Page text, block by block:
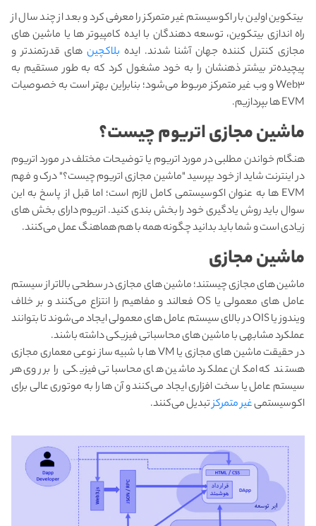
بیتکوین اولین بار اکوسیستم غیر متمرکز را معرفی کرد و بعد از چند سال از
راه اندازی بیتکوین، توسعه دهندگان با ایده کامپیوتر ها یا ماشین های
مجازی کنترل کننده جهان آشنا شدند. ایده بلاکچین های قدرتمندتر و
پیچیده‌تر بیشتر ذهنشان را به خود مشغول کرد که به طور مستقیم به
Web۳ و وب غیر متمرکز مربوط می‌شود؛ بنابراین بهتر است به خصوصیات
EVM ها بپردازیم.
ماشین مجازی اتریومچیست؟
هنگام خواندن مطلبی در مورد اتریوم یا توضیحات مختلف در مورد اتریوم
در اینترنت شاید از خود بپرسید "ماشین مجازی اتریوم چیست؟" درک و فهم
EVM ها به عنوان اکوسیستمی کامل لازم است؛ اما قبل از پاسخ به این
سوال باید روش یادگیری خود را بخش بندی کنید. اتریوم دارای بخش های
زیادی است و شما باید بدانید چگونه همه با هم هماهنگ عمل می‌کنند.
ماشينمجازی
ماشین های مجازی چیستند؛ ماشین های مجازی در سطحی بالاتر از سیستم
عامل های معمولی یا OS فعالند و مفاهیم را انتزاع می‌کنند و بر خلاف
ویندوز یا OIS در بالای سیستم عامل های معمولی ایجاد می‌شوند تا بتوانند
عملکرد مشابهی با ماشین های محاسباتی فیزیکی داشته باشند.
در حقیقت ماشین های مجازی یا VM ها با شبیه ساز نوعی معماری مجازی
هستند که امکان عملکرد ماشین های محاسباتی فیزیکی را بر روی هر
سیستم عامل یا سخت افزاری ایجاد می‌کنند و آن ها را به موتوری عالی برای
اکوسیستمیغیر متمرکزتبدیل می‌کنند.